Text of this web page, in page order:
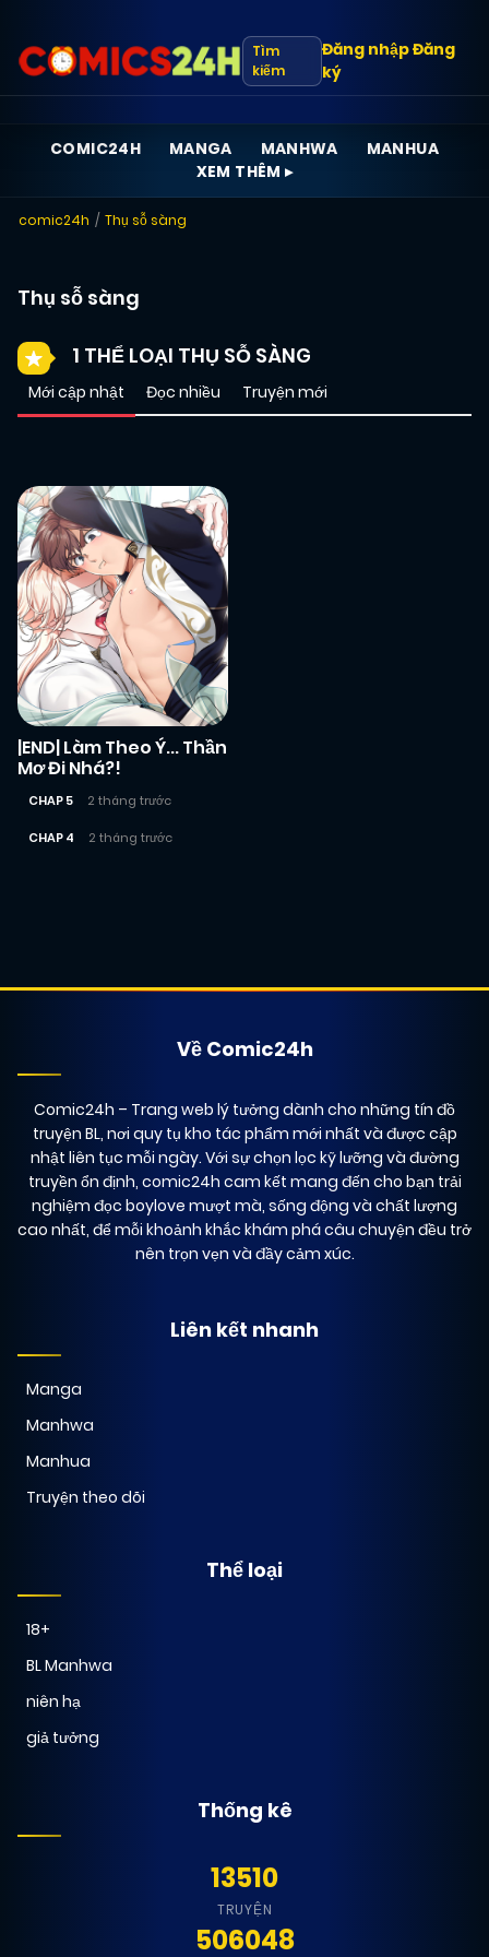
Tìm
kiếm
Đăng nhậpĐăng
ký
COMIC24H MANGA MANHWA
MANHUA
XEM THÊM ▸
comic24h Thụ sỗ sàng
Thụ sỗ sàng
1 THỂ LOẠI THỤ SỖ SÀNG
Mới cập nhật Đọc nhiều Truyện mới
|END| Làm Theo Ý... Thần
Mơ Đi Nhá?!
CHAP 5 2 tháng trước
CHAP 4 2 tháng trước
Về Comic24h
Comic24h – Trang web lý tưởng dành cho những tín đồ
truyện BL, nơi quy tụ kho tác phẩm mới nhất và được cập
nhật liên tục mỗi ngày. Với sự chọn lọc kỹ lưỡng và đường
truyền ổn định, comic24h cam kết mang đến cho bạn trải
nghiệm đọc boylove mượt mà, sống động và chất lượng
cao nhất, để mỗi khoảnh khắc khám phá câu chuyện đều trở
nên trọn vẹn và đầy cảm xúc.
Liên kết nhanh
Manga
Manhwa
Manhua
Truyện theo dõi
Thể loại
18+
BL Manhwa
niên hạ
giả tưởng
Thống kê
13510
TRUYỆN
506048